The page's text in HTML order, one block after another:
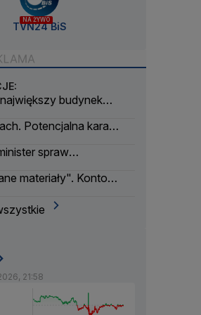
NA ŻYWO
TVN24 BiS
budynek
Potencjalna kara
spraw
materiały". Konto
21:58